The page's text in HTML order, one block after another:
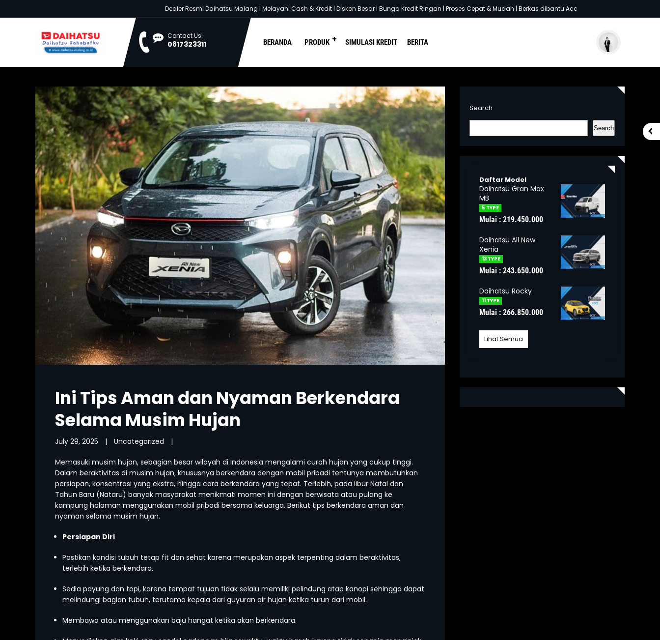
Dealer Resmi Daihatsu Malang | Melayani Cash & Kredit | Diskon Besar | Bunga Kredit Ringan | Proses Cepat & Mudah | Berkas dibantu Acc
Contact Us!
0817323311 BERANDA PRODUK SIMULASI KREDIT BERITA
You are here :Beranda/Uncategorized/Ini Tips Aman dan Nyaman Berkendara Selama Musim Hujan
Ini Tips Aman dan Nyaman Berkendara
Selama Musim Hujan
July 29, 2025 | Uncategorized |
Memasuki musim hujan, sebagian besar wilayah di Indonesia mengalami curah hujan yang cukup tinggi.
Dalam beraktivitas di musim hujan, khususnya berkendara dengan mobil pribadi tentunya membutuhkan
persiapan, konsentrasi yang ekstra, hingga cara berkendara yang tepat. Terlebih, pada libur Natal dan
Tahun Baru (Nataru) banyak masyarakat menikmati momen ini dengan berwisata atau pulang ke
kampung halaman menggunakan mobil pribadi bersama keluarga. Berikut tips berkendara aman dan
nyaman selama musim hujan.
Persiapan Diri
Pastikan kondisi tubuh tetap fit dan sehat karena merupakan aspek terpenting dalam beraktivitas,
terlebih ketika berkendara.
Sedia payung dan topi, karena tempat tujuan tidak selalu memiliki pelindung atap kanopi sehingga dapat
melindungi bagian tubuh, terutama kepala dari guyuran air hujan ketika turun dari mobil.
Membawa atau menggunakan baju hangat ketika akan berkendara.
Search
Search
Daftar Model
Daihatsu Gran Max
MB
5 TYPE
Mulai : 219.450.000
Daihatsu All New
Xenia
13 TYPE
Mulai : 243.650.000
Daihatsu Rocky
11 TYPE
Mulai : 266.850.000
Lihat Semua